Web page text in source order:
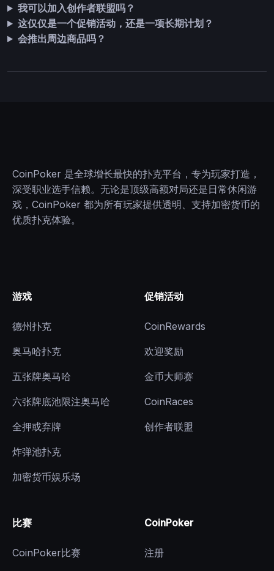
我可以加入创作者联盟吗？
这仅仅是一个促销活动，还是一项长期计划？
会推出周边商品吗？
CoinPoker 是全球增长最快的扑克平台，专为玩家打造，
深受职业选手信赖。无论是顶级高额对局还是日常休闲游
戏，CoinPoker 都为所有玩家提供透明、支持加密货币的
优质扑克体验。
游戏
德州扑克
奥马哈扑克
五张牌奥马哈
六张牌底池限注奥马哈
全押或弃牌
炸弹池扑克
加密货币娱乐场
促销活动
CoinRewards
欢迎奖励
金币大师赛
CoinRaces
创作者联盟
比赛
CoinPoker比赛
CoinPoker
注册